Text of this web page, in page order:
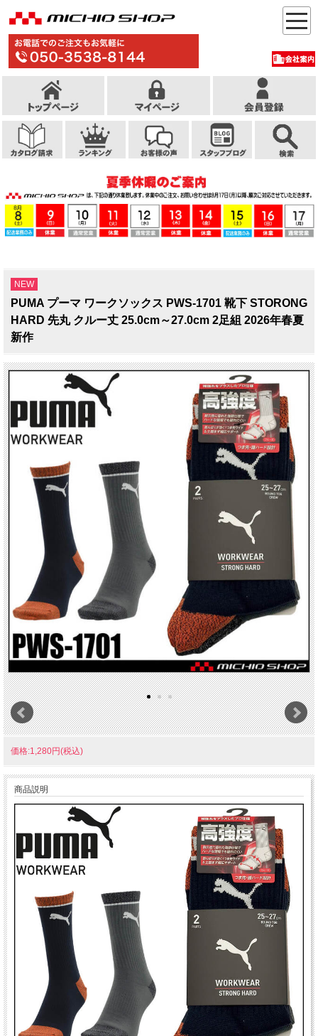
NEW
PUMA プーマ ワークソックス PWS-1701 靴下 STORONG
HARD 先丸 クルー丈 25.0cm～27.0cm 2足組 2026年春夏
新作
価格:1,280円(税込)
商品説明